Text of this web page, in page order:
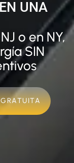
UNA
o en NY,
SIN